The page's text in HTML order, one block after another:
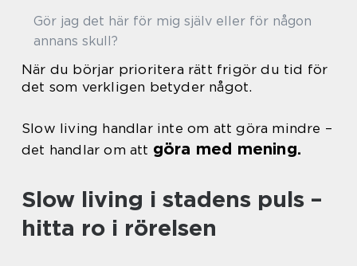
Gör jag det här för mig själv eller för någon
annans skull?
När du börjar prioritera rätt frigör du tid för
det som verkligen betyder något.
Slow living handlar inte om att göra mindre –
det handlar om att göra med mening.
Slow living i stadens puls –
hitta ro i rörelsen